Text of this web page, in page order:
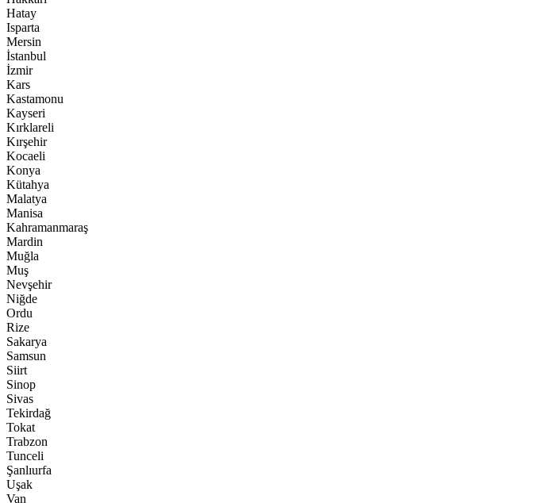
Hatay
Isparta
Mersin
İstanbul
İzmir
Kars
Kastamonu
Kayseri
Kırklareli
Kırşehir
Kocaeli
Konya
Kütahya
Malatya
Manisa
Kahramanmaraş
Mardin
Muğla
Muş
Nevşehir
Niğde
Ordu
Rize
Sakarya
Samsun
Siirt
Sinop
Sivas
Tekirdağ
Tokat
Trabzon
Tunceli
Şanlıurfa
Uşak
Van